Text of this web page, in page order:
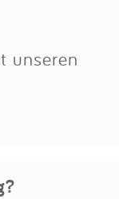
unseren